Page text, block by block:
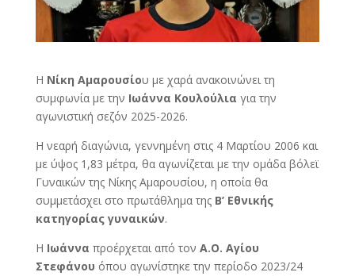
Η Νίκη Αμαρουσίου με χαρά ανακοινώνει τη
συμφωνία με την Ιωάννα Κουλούλια για την
αγωνιστική σεζόν 2025-2026.
Η νεαρή διαγώνια, γεννημένη στις 4 Μαρτίου 2006 και
με ύψος 1,83 μέτρα, θα αγωνίζεται με την ομάδα βόλεϊ
Γυναικών της Νίκης Αμαρουσίου, η οποία θα
συμμετάσχει στο πρωτάθλημα της Β’ Εθνικής
κατηγορίας γυναικών.
Η Ιωάννα προέρχεται από τον Α.Ο. Αγίου
Στεφάνου όπου αγωνίστηκε την περίοδο 2023/24